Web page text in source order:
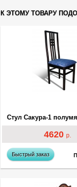
К ЭТОМУ ТОВАРУ
4620 р.
Быстрый заказ